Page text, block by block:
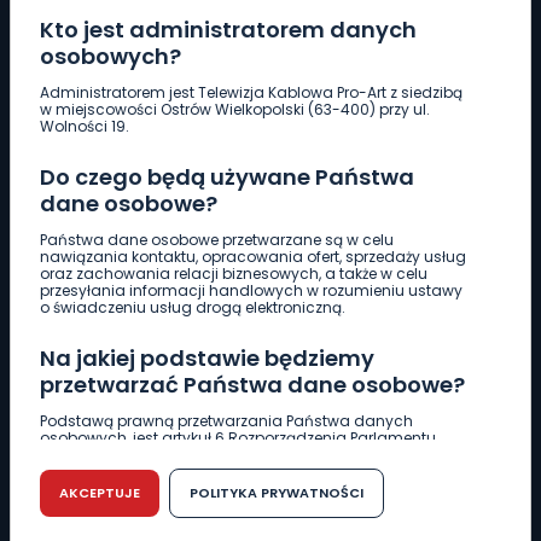
Kto jest administratorem danych
osobowych?
Administratorem jest Telewizja Kablowa Pro-Art z siedzibą
w miejscowości Ostrów Wielkopolski (63-400) przy ul.
Wolności 19.
Do czego będą używane Państwa
dane osobowe?
Państwa dane osobowe przetwarzane są w celu
nawiązania kontaktu, opracowania ofert, sprzedaży usług
oraz zachowania relacji biznesowych, a także w celu
przesyłania informacji handlowych w rozumieniu ustawy
o świadczeniu usług drogą elektroniczną.
Na jakiej podstawie będziemy
przetwarzać Państwa dane osobowe?
Podstawą prawną przetwarzania Państwa danych
osobowych, jest artykuł 6 Rozporządzenia Parlamentu
r. w sprawie ochrony osób fizycznych w związku z
przetwarzaniem danych osobowych w sprawie
swobodnego przepływu takich danych oraz uchylenia
dyrektywy 95/46/WE (RODO).
AKCEPTUJE POLITYKA PRYWATNOŚCI
Pobierz logotyp
661 997 997
REDAKCJA
62 735 22 22redakcja@wlkp24.info
DZIAŁ REKLAMY
62 735 01 85 reklama@wlkp24.info
WIADOMOŚCI
CIEKAWOSTKI